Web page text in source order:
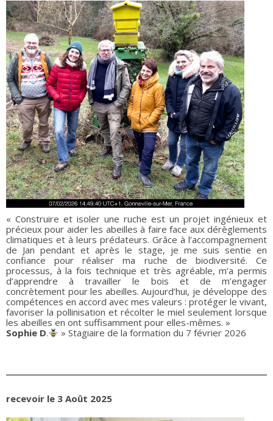
« Construire et isoler une ruche est un projet ingénieux et
précieux pour aider les abeilles à faire face aux dérèglements
climatiques et à leurs prédateurs. Grâce à l’accompagnement
de Jan pendant et après le stage, je me suis sentie en
confiance pour réaliser ma ruche de biodiversité. Ce
processus, à la fois technique et très agréable, m’a permis
d’apprendre à travailler le bois et de m’engager
concrètement pour les abeilles. Aujourd’hui, je développe des
compétences en accord avec mes valeurs : protéger le vivant,
favoriser la pollinisation et récolter le miel seulement lorsque
les abeilles en ont suffisamment pour elles-mêmes. »
Sophie D. » Stagiaire de la formation du 7 février 2026
recevoir le 3 Août 2025